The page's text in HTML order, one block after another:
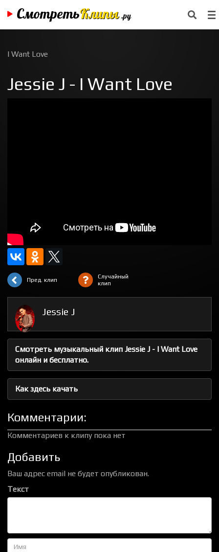
СмотретьКлипы .ру
I Want Love
Jessie J - I Want Love
Пред. клип
Случайный
клип
Jessie J
Смотреть музыкальный клип Jessie J - I Want Love
онлайн и бесплатно.
Как здесь качать
Комментарии:
Комментариев к клипу пока нет
Добавить
Ваш адрес email не будет опубликован.
Текст
Имя